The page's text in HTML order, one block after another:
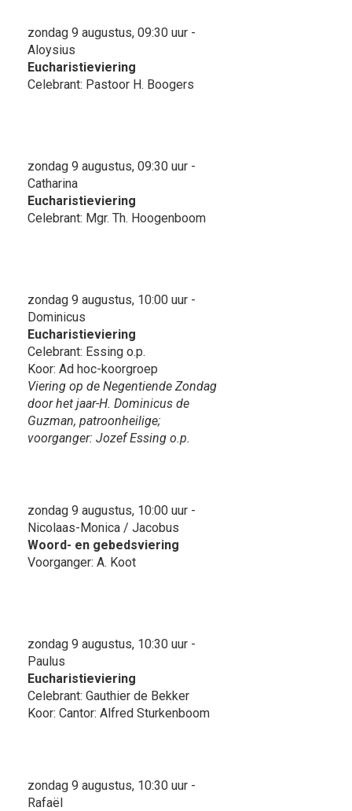
zondag 9 augustus, 09:30 uur -
Aloysius
Eucharistieviering
Celebrant: Pastoor H. Boogers
zondag 9 augustus, 09:30 uur -
Catharina
Eucharistieviering
Celebrant: Mgr. Th. Hoogenboom
zondag 9 augustus, 10:00 uur -
Dominicus
Eucharistieviering
Celebrant: Essing o.p.
Koor: Ad hoc-koorgroep
Viering op de Negentiende Zondag
door het jaar-H. Dominicus de
Guzman, patroonheilige;
voorganger: Jozef Essing o.p.
zondag 9 augustus, 10:00 uur -
Nicolaas-Monica / Jacobus
Woord- en gebedsviering
Voorganger: A. Koot
zondag 9 augustus, 10:30 uur -
Paulus
Eucharistieviering
Celebrant: Gauthier de Bekker
Koor: Cantor: Alfred Sturkenboom
zondag 9 augustus, 10:30 uur -
Rafaël